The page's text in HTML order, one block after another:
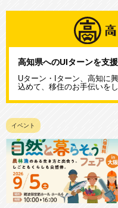
高知県へのUIターンを支
Uターン・Iターン、高知に
込めて、移住のお手伝いをし
イベント